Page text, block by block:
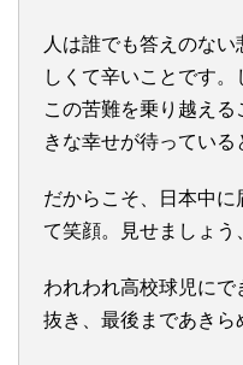
人は誰でも答えのな
しくて辛いことです。
この苦難を乗り越え
きな幸せが待っている
だからこそ、日本中
て笑顔。見せましょう
われわれ高校球児に
抜き、最後まであきら